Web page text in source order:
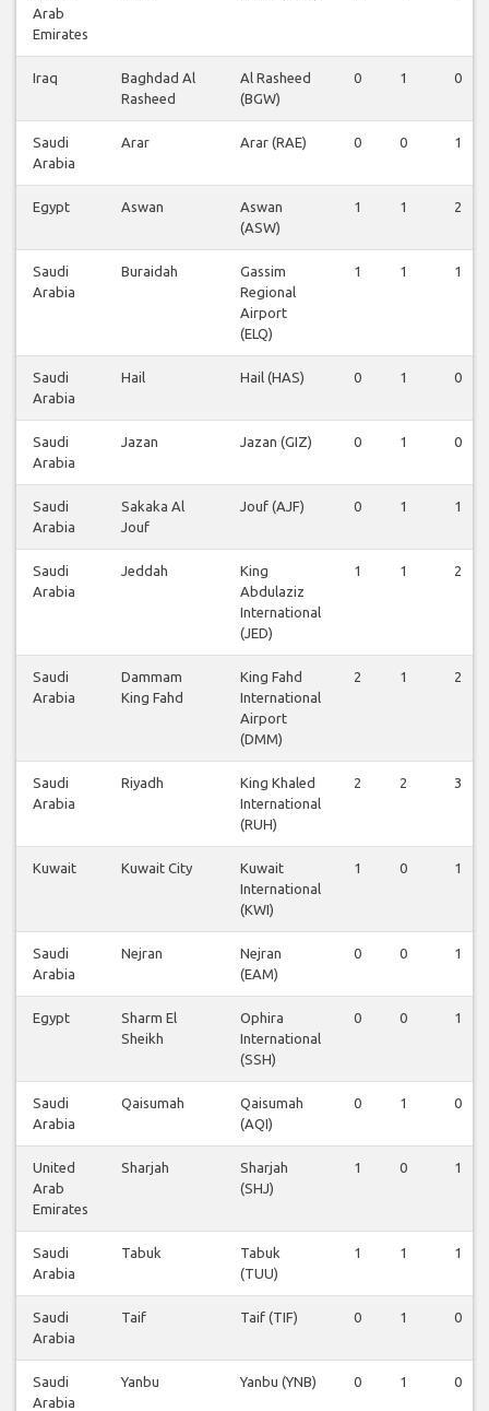
Arab
Emirates
Iraq
Baghdad Al
Rasheed
Al Rasheed
(BGW)
0 1 0
Saudi
Arabia
Arar Arar (RAE) 0 0 1
Egypt Aswan
Aswan
(ASW)
1 1 2
Saudi
Arabia
Buraidah
Gassim
Regional
Airport
(ELQ)
1 1 1
Saudi
Arabia
Hail Hail (HAS) 0 1 0
Saudi
Arabia
Jazan Jazan (GIZ) 0 1 0
Saudi
Arabia
Sakaka Al
Jouf
Jouf (AJF) 0 1 1
Saudi
Arabia
Jeddah
King
Abdulaziz
International
(JED)
1 1 2
Saudi
Arabia
Dammam
King Fahd
King Fahd
International
Airport
(DMM)
2 1 2
Saudi
Arabia
Riyadh
King Khaled
International
(RUH)
2 2 3
Kuwait Kuwait City
Kuwait
International
(KWI)
1 0 1
Saudi
Arabia
Nejran
Nejran
(EAM)
0 0 1
Egypt
Sharm El
Sheikh
Ophira
International
(SSH)
0 0 1
Saudi
Arabia
Qaisumah
Qaisumah
(AQI)
0 1 0
United
Arab
Emirates
Sharjah
Sharjah
(SHJ)
1 0 1
Saudi
Arabia
Tabuk
Tabuk
(TUU)
1 1 1
Saudi
Arabia
Taif Taif (TIF) 0 1 0
Saudi
Arabia
Yanbu Yanbu (YNB) 0 1 0